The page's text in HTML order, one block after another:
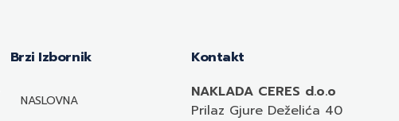
Brzi Izbornik
NASLOVNA
Kontakt
NAKLADA CERES d.o.o
Prilaz Gjure Deželića 40